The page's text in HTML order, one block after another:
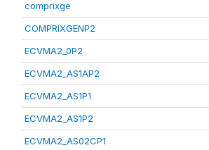
comprixge
COMPRIXGENP2
ECVMA2_0P2
ECVMA2_AS1AP2
ECVMA2_AS1P1
ECVMA2_AS1P2
ECVMA2_AS02CP1